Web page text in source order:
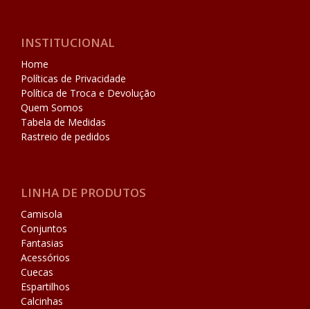
INSTITUCIONAL
Home
Políticas de Privacidade
Política de Troca e Devolução
Quem Somos
Tabela de Medidas
Rastreio de pedidos
LINHA DE PRODUTOS
Camisola
Conjuntos
Fantasias
Acessórios
Cuecas
Espartilhos
Calcinhas